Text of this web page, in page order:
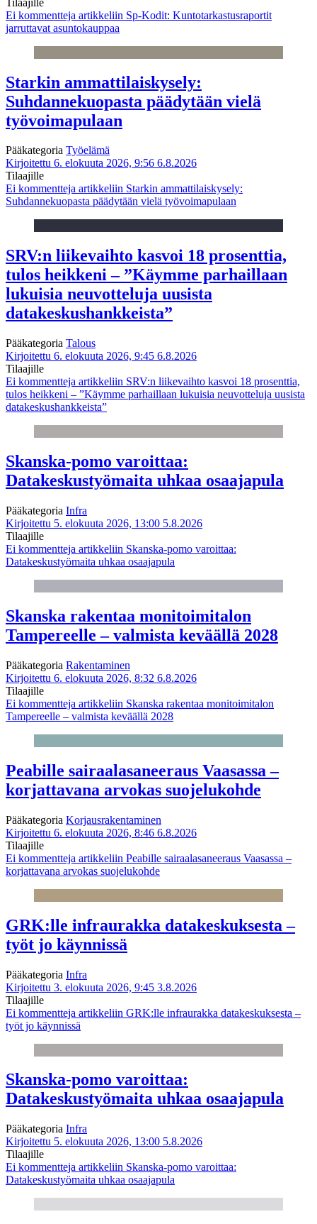
Ei kommentteja artikkeliin Sp-Kodit: Kuntotarkastusraportit
jarruttavat asuntokauppaa
Starkin ammattilaiskysely:
Suhdannekuopasta päädytään vielä
työvoimapulaan
Pääkategoria Työelämä
Kirjoitettu 6. elokuuta 2026, 9:56 6.8.2026
Tilaajille
Ei kommentteja artikkeliin Starkin ammattilaiskysely:
Suhdannekuopasta päädytään vielä työvoimapulaan
SRV:n liikevaihto kasvoi 18 prosenttia,
tulos heikkeni – ”Käymme parhaillaan
lukuisia neuvotteluja uusista
datakeskushankkeista”
Pääkategoria Talous
Kirjoitettu 6. elokuuta 2026, 9:45 6.8.2026
Tilaajille
Ei kommentteja artikkeliin SRV:n liikevaihto kasvoi 18 prosenttia,
tulos heikkeni – ”Käymme parhaillaan lukuisia neuvotteluja uusista
datakeskushankkeista”
Skanska-pomo varoittaa:
Datakeskustyömaita uhkaa osaajapula
Pääkategoria Infra
Kirjoitettu 5. elokuuta 2026, 13:00 5.8.2026
Tilaajille
Ei kommentteja artikkeliin Skanska-pomo varoittaa:
Datakeskustyömaita uhkaa osaajapula
Skanska rakentaa monitoimitalon
Tampereelle – valmista keväällä 2028
Pääkategoria Rakentaminen
Kirjoitettu 6. elokuuta 2026, 8:32 6.8.2026
Tilaajille
Ei kommentteja artikkeliin Skanska rakentaa monitoimitalon
Tampereelle – valmista keväällä 2028
Peabille sairaalasaneeraus Vaasassa –
korjattavana arvokas suojelukohde
Pääkategoria Korjausrakentaminen
Kirjoitettu 6. elokuuta 2026, 8:46 6.8.2026
Tilaajille
Ei kommentteja artikkeliin Peabille sairaalasaneeraus Vaasassa –
korjattavana arvokas suojelukohde
GRK:lle infraurakka datakeskuksesta –
työt jo käynnissä
Pääkategoria Infra
Kirjoitettu 3. elokuuta 2026, 9:45 3.8.2026
Tilaajille
Ei kommentteja artikkeliin GRK:lle infraurakka datakeskuksesta –
työt jo käynnissä
Skanska-pomo varoittaa:
Datakeskustyömaita uhkaa osaajapula
Pääkategoria Infra
Kirjoitettu 5. elokuuta 2026, 13:00 5.8.2026
Tilaajille
Ei kommentteja artikkeliin Skanska-pomo varoittaa:
Datakeskustyömaita uhkaa osaajapula